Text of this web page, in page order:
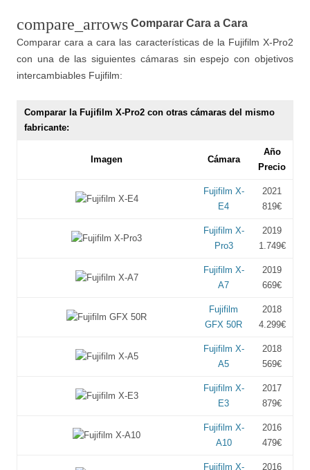
compare_arrows Comparar Cara a Cara
Comparar cara a cara las características de la Fujifilm X-Pro2
con una de las siguientes cámaras sin espejo con objetivos
intercambiables Fujifilm:
Comparar la Fujifilm X-Pro2 con otras cámaras del mismo
fabricante:
Imagen Cámara
Año
Precio
Fujifilm X-
E4
2021
819€
Fujifilm X-
Pro3
2019
1.749€
Fujifilm X-
A7
2019
669€
Fujifilm
GFX 50R
2018
4.299€
Fujifilm X-
A5
2018
569€
Fujifilm X-
E3
2017
879€
Fujifilm X-
A10
2016
479€
Fujifilm X- 2016